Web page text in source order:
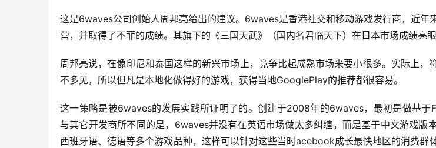
这是6waves公司创始人周邦亮给出的建议。6waves是香港社交和移动游戏发行商，近年
营，并取得了不菲的成绩。其旗下的《三国天武》（国内名君临天下）在日本市场成绩亮眼
周邦亮说，在像印尼和泰国这样的新兴市场上，竞争比起成熟市场来要小很多。实际上，
不多见，所以但凡是本地化做得好的游戏，获得当地GooglePlay的推荐都很容易。
这一策略是被6waves的发展实践所证明了的。创建于2008年的6waves，最初是做基于
与其它开发商所不同的是，6waves并没有在英语市场做太多纠缠，而是基于中文游戏版
西班牙语、德语等多个游戏品种，这样可以针对这些当时acebook成长最快地区的消费群